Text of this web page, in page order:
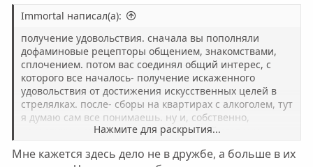
Immortal написал(а):
получение удовольствия. сначала вы пополняли
дофаминовые рецепторы общением, знакомствами,
сплочением. потом вас соединял общий интерес, с
которого все началось- получение искаженного
удовольствия от достижения искусственных целей в
стрелялках. после- сборы на квартирах с алкоголем, тут
я думаю сам все понимаешь. ну и, собственно,
наркотики, хоть ты к этому и в меньшей степени
разрушительный эффект, и даже тот же Дима, который
Нажмите для раскрытия...
Мне кажется здесь дело не в дружбе, а больше в их